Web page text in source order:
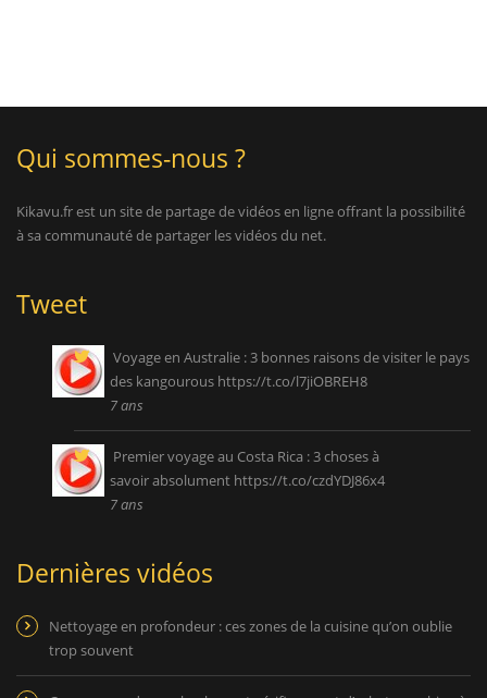
Qui sommes-nous ?
Kikavu.fr est un site de partage de vidéos en ligne offrant la possibilité
à sa communauté de partager les vidéos du net.
Tweet
Voyage en Australie : 3 bonnes raisons de visiter le pays
des kangourous https://t.co/l7jiOBREH8
7 ans
Premier voyage au Costa Rica : 3 choses à
savoir absolument https://t.co/czdYDJ86x4
7 ans
Dernières vidéos
Nettoyage en profondeur : ces zones de la cuisine qu’on oublie
trop souvent